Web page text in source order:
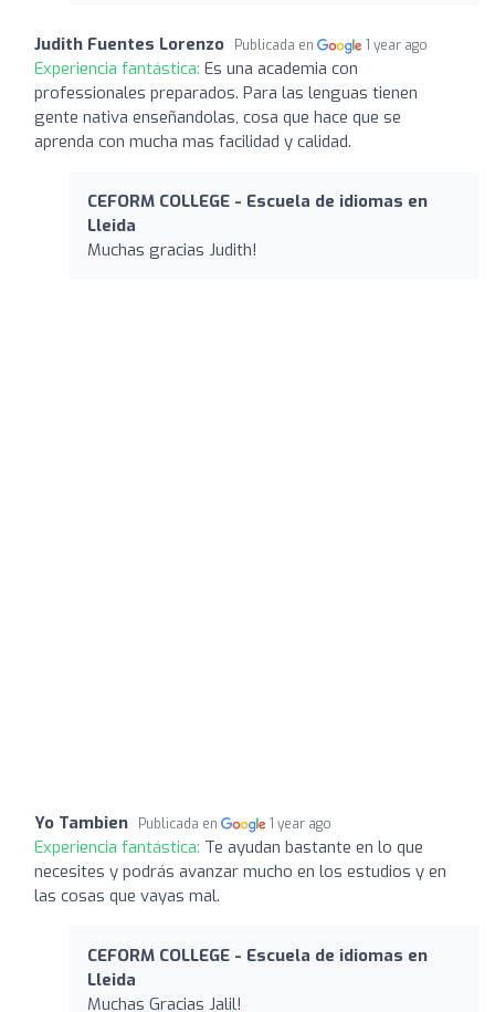
Judith Fuentes Lorenzo Publicada en 1 year ago
Experiencia fantástica: Es una academia con
professionales preparados. Para las lenguas tienen
gente nativa enseñandolas, cosa que hace que se
aprenda con mucha mas facilidad y calidad.
CEFORM COLLEGE - Escuela de idiomas en
Lleida
Muchas gracias Judith!
Yo Tambien Publicada en 1 year ago
Experiencia fantástica: Te ayudan bastante en lo que
necesites y podrás avanzar mucho en los estudios y en
las cosas que vayas mal.
CEFORM COLLEGE - Escuela de idiomas en
Lleida
Muchas Gracias Jalil!